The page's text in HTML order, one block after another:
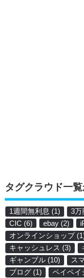
タグクラウド一
1週間無利息 (1) 3万
CIC (6) ebay (2)
オンラインショップ
キャッシュレス (3)
ギャンブル (10) ス
ブログ (1) ペイペイ